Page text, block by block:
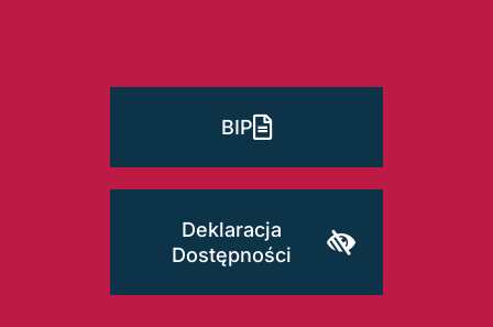
BIP
Deklaracja
Dostępności